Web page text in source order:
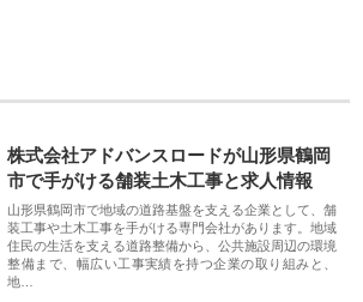
株式会社アドバンスロードが山形県鶴岡
市で手がける舗装土木工事と求人情報
山形県鶴岡市で地域の道路基盤を支える企業として、舗
装工事や土木工事を手がける専門会社があります。地域
住民の生活を支える道路整備から、公共施設周辺の環境
整備まで、幅広い工事実績を持つ企業の取り組みと、
地…